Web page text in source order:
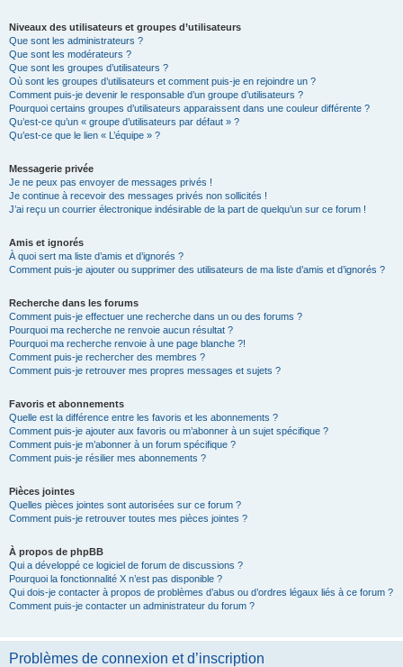
Niveaux des utilisateurs et groupes d’utilisateurs
Que sont les administrateurs ?
Que sont les modérateurs ?
Que sont les groupes d’utilisateurs ?
Où sont les groupes d’utilisateurs et comment puis-je en rejoindre un ?
Comment puis-je devenir le responsable d’un groupe d’utilisateurs ?
Pourquoi certains groupes d’utilisateurs apparaissent dans une couleur différente ?
Qu’est-ce qu’un « groupe d’utilisateurs par défaut » ?
Qu’est-ce que le lien « L’équipe » ?
Messagerie privée
Je ne peux pas envoyer de messages privés !
Je continue à recevoir des messages privés non sollicités !
J’ai reçu un courrier électronique indésirable de la part de quelqu’un sur ce forum !
Amis et ignorés
À quoi sert ma liste d’amis et d’ignorés ?
Comment puis-je ajouter ou supprimer des utilisateurs de ma liste d’amis et d’ignorés ?
Recherche dans les forums
Comment puis-je effectuer une recherche dans un ou des forums ?
Pourquoi ma recherche ne renvoie aucun résultat ?
Pourquoi ma recherche renvoie à une page blanche ?!
Comment puis-je rechercher des membres ?
Comment puis-je retrouver mes propres messages et sujets ?
Favoris et abonnements
Quelle est la différence entre les favoris et les abonnements ?
Comment puis-je ajouter aux favoris ou m’abonner à un sujet spécifique ?
Comment puis-je m’abonner à un forum spécifique ?
Comment puis-je résilier mes abonnements ?
Pièces jointes
Quelles pièces jointes sont autorisées sur ce forum ?
Comment puis-je retrouver toutes mes pièces jointes ?
À propos de phpBB
Qui a développé ce logiciel de forum de discussions ?
Pourquoi la fonctionnalité X n’est pas disponible ?
Qui dois-je contacter à propos de problèmes d’abus ou d’ordres légaux liés à ce forum ?
Comment puis-je contacter un administrateur du forum ?
Problèmes de connexion et d’inscription